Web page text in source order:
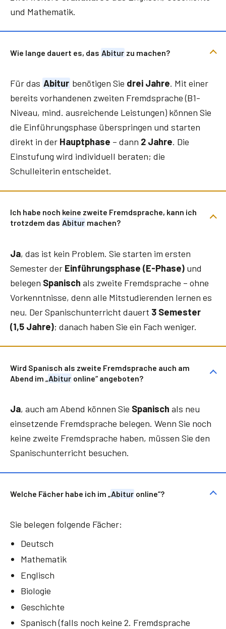
und Mathematik.
Wie lange dauert es, das Abitur zu machen?
Für das Abitur benötigen Sie drei Jahre. Mit einer
bereits vorhandenen zweiten Fremdsprache (B1-
Niveau, mind. ausreichende Leistungen) können Sie
die Einführungsphase überspringen und starten
direkt in der Hauptphase – dann 2 Jahre. Die
Einstufung wird individuell beraten; die
Schulleiterin entscheidet.
Ich habe noch keine zweite Fremdsprache, kann ich
trotzdem das Abitur machen?
Ja, das ist kein Problem. Sie starten im ersten
Semester der Einführungsphase (E-Phase) und
belegen Spanisch als zweite Fremdsprache – ohne
Vorkenntnisse, denn alle Mitstudierenden lernen es
neu. Der Spanischunterricht dauert 3 Semester
(1,5 Jahre); danach haben Sie ein Fach weniger.
Wird Spanisch als zweite Fremdsprache auch am
Abend im „ Abitur online“ angeboten?
Ja, auch am Abend können Sie Spanisch als neu
einsetzende Fremdsprache belegen. Wenn Sie noch
keine zweite Fremdsprache haben, müssen Sie den
Spanischunterricht besuchen.
Welche Fächer habe ich im „Abitur online“?
Sie belegen folgende Fächer:
Deutsch
Mathematik
Englisch
Biologie
Geschichte
Spanisch (falls noch keine 2. Fremdsprache